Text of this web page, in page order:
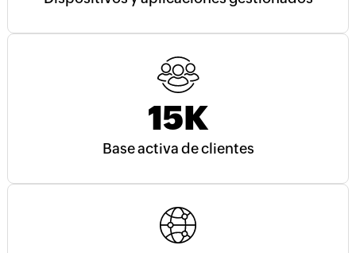
15K
Base activa de clientes